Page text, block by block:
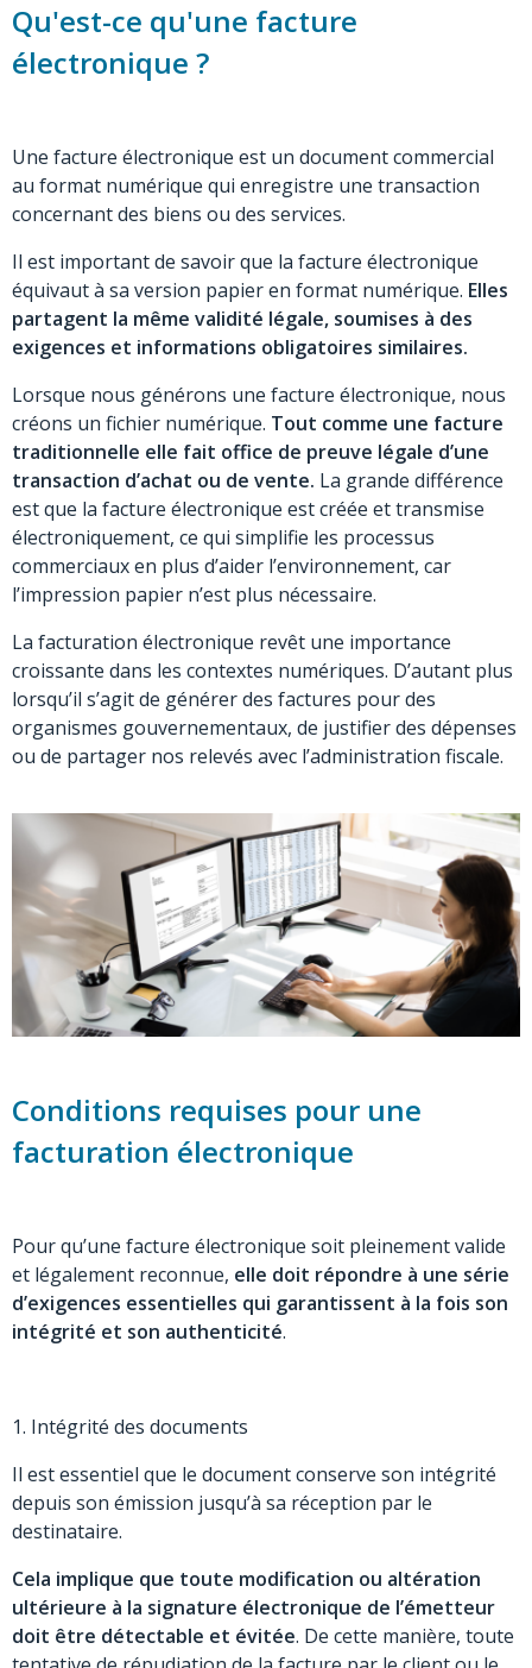
Qu'est-ce qu'une facture
électronique ?
Une facture électronique est un document commercial
au format numérique qui enregistre une transaction
concernant des biens ou des services.
Il est important de savoir que la facture électronique
équivaut à sa version papier en format numérique. Elles
partagent la même validité légale, soumises à des
exigences et informations obligatoires similaires.
Lorsque nous générons une facture électronique, nous
créons un fichier numérique. Tout comme une facture
traditionnelle elle fait office de preuve légale d’une
transaction d’achat ou de vente. La grande différence
est que la facture électronique est créée et transmise
électroniquement, ce qui simplifie les processus
commerciaux en plus d’aider l’environnement, car
l’impression papier n’est plus nécessaire.
La facturation électronique revêt une importance
croissante dans les contextes numériques. D’autant plus
lorsqu’il s’agit de générer des factures pour des
organismes gouvernementaux, de justifier des dépenses
ou de partager nos relevés avec l’administration fiscale.
Conditions requises pour une
facturation électronique
Pour qu’une facture électronique soit pleinement valide
et légalement reconnue, elle doit répondre à une série
d’exigences essentielles qui garantissent à la fois son
intégrité et son authenticité.
1. Intégrité des documents
Il est essentiel que le document conserve son intégrité
depuis son émission jusqu’à sa réception par le
destinataire.
Cela implique que toute modification ou altération
ultérieure à la signature électronique de l’émetteur
doit être détectable et évitée. De cette manière, toute